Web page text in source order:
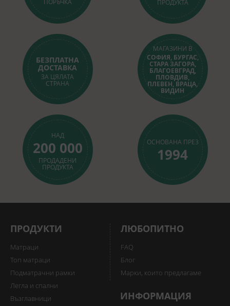
ПРОДУКТА
БЕЗПЛАТНА
ДОСТАВКА
ЗА ЦЯЛАТА
СТРАНА
МАГАЗИНИ В
СОФИЯ, БУРГАС,
СТАРА ЗАГОРА,
БЛАГОЕВГРАД,
ПЛОВДИВ,
ПЛЕВЕН, ВРАЦА,
ВИДИН
НАД
200 000
ПРОДАДЕНИ
ПРОДУКТА
ОСНОВАНА ПРЕЗ
1994
ПРОДУКТИ
Матраци
Топ матраци
Подматрачни рамки
Легла и спални
Възглавници
ЛЮБОПИТНО
FAQ
Блог
Марки, които предлагаме
ИНФОРМАЦИЯ